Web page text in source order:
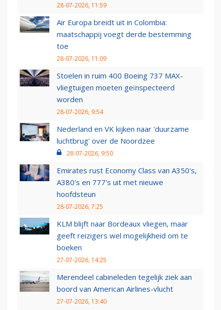
28-07-2026, 11:59
Air Europa breidt uit in Colombia:
maatschappij voegt derde bestemming
toe
28-07-2026, 11:09
Stoelen in ruim 400 Boeing 737 MAX-
vliegtuigen moeten geïnspecteerd
worden
28-07-2026, 9:54
Nederland en VK kijken naar 'duurzame
luchtbrug' over de Noordzee
28-07-2026, 9:50
Emirates rust Economy Class van A350's,
A380's en 777's uit met nieuwe
hoofdsteun
28-07-2026, 7:25
KLM blijft naar Bordeaux vliegen, maar
geeft reizigers wel mogelijkheid om te
boeken
27-07-2026, 14:25
Merendeel cabineleden tegelijk ziek aan
boord van American Airlines-vlucht
27-07-2026, 13:40